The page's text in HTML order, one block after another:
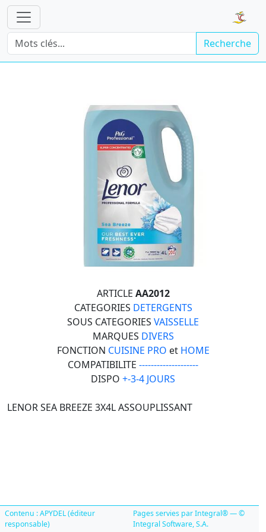
Recherche
ARTICLE AA2012
CATEGORIES DETERGENTS
SOUS CATEGORIES VAISSELLE
MARQUES DIVERS
FONCTION CUISINE PRO et HOME
COMPATIBILITE --------------------
DISPO +-3-4 JOURS
LENOR SEA BREEZE 3X4L ASSOUPLISSANT
Contenu : APYDEL (éditeur
responsable)
Pages servies par Integral® — ©
Integral Software, S.A.